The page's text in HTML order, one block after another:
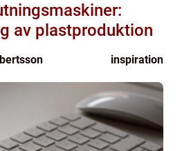
av plastproduktion
inspiration